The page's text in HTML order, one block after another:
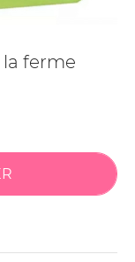
la ferme